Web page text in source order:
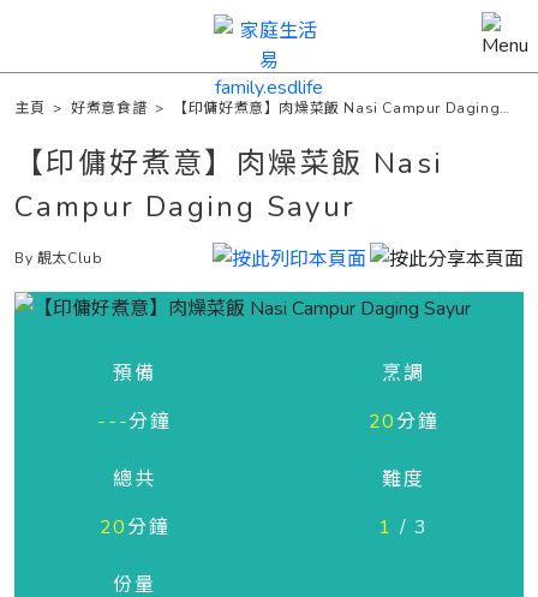
主頁 >好煮意食譜 >
【印傭好煮意】肉燥菜飯 Nasi Campur Daging
【印傭好煮意】肉燥菜飯 Nasi
Campur Daging Sayur
By 靚太Club
預備
---分鐘
烹調
20分鐘
總共
20分鐘
難度
1 / 3
份量